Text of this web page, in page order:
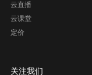
云直播
云课堂
定价
关注我们